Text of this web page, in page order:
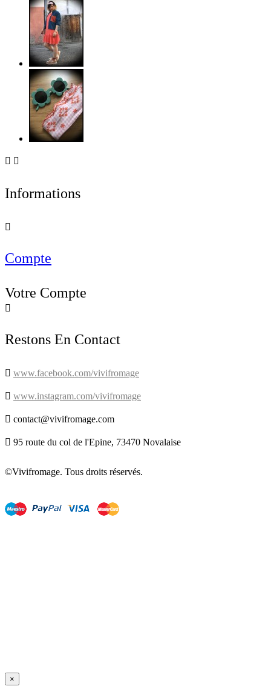
 
Informations

Compte
Votre Compte

Restons En Contact
 www.facebook.com/vivifromage
 www.instagram.com/vivifromage
 contact@vivifromage.com
 95 route du col de l'Epine, 73470 Novalaise
©Vivifromage. Tous droits réservés.
×